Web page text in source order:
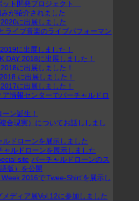
ット開発プロジェクト
が紹介されました
に出展しました
ライブ音楽のライブパフォーマン
に出展しました！
DAY 2018に出展しました！
に出展しました！
に出展しました！
に出展しました！
ア情報センターでバーチャルドロ
ン誕生！
合現実）についてお話ししまし
ドローンを展示しました
ャルドローンを展示しました
バーチャルドローンのス
版）を公開
2016で’Twee-Shirt’を展示し
ディア展Vol.12に参加しました